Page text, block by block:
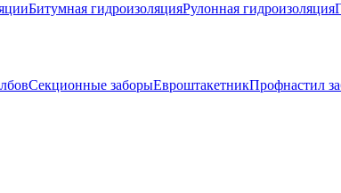
Битумная гидроизоляцияРулонная гидроизоляция
Секционные заборыЕвроштакетникПрофнастил